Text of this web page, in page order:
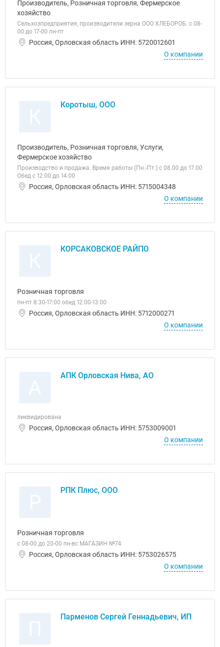
Производитель, Розничная торговля, Фермерское
хозяйство
Сельхозпредприятия, производители зерна ООО ХЛЕБОРОБ. с 08-
00 до 17-00 пн-пт
Россия, Орловская область ИНН: 5720012601
О компании
Коротыш, ООО
Производитель, Розничная торговля, Услуги,
Фермерское хозяйство
Производство и продажа. Время работы (Пн.-Пт.) с 08.00 до 17.00
Обед с 12.00 до 14.00
Россия, Орловская область ИНН: 5715004348
О компании
КОРСАКОВСКОЕ РАЙПО
Розничная торговля
пн-пт 8:30-17:00 обед 12:00-13:00
Россия, Орловская область ИНН: 5712000271
О компании
АПК Орловская Нива, АО
ликвидирована
Россия, Орловская область ИНН: 5753009001
О компании
РПК Плюс, ООО
Розничная торговля
с 08-00 до 20-00 пн-вс МАГАЗИН №74
Россия, Орловская область ИНН: 5753026575
О компании
Парменов Сергей Геннадьевич, ИП